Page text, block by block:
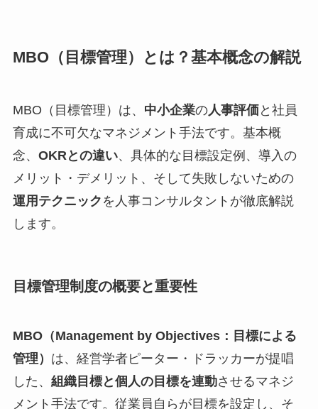
MBO（目標管理）とは？基本概念の解説
MBO（目標管理）は、 中小企業の人事評価と社員
育成に不可欠なマネジメント手法です。基本概
念、 OKRとの違い、具体的な目標設定例、導入の
メリット・デメリット、そして失敗しないための
運用テクニック を人事コンサルタントが徹底解説
します。
目標管理制度の概要と重要性
MBO（Management by Objectives：目標による
管理） は、経営学者ピーター・ドラッカーが提唱
した、 組織目標と個人の目標を連動させるマネジ
メント手法です。従業員自らが目標を設定し、そ